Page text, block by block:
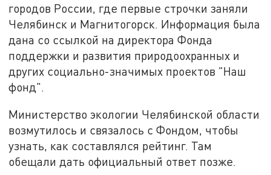
городов России, где первые строчки заняли
Челябинск и Магнитогорск. Информация была
дана со ссылкой на директора Фонда
поддержки и развития природоохранных и
других социально-значимых проектов "Наш
фонд".
Министерство экологии Челябинской области
возмутилось и связалось с Фондом, чтобы
узнать, как составлялся рейтинг. Там
обещали дать официальный ответ позже.